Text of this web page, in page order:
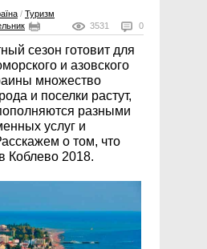
/ Туризм
0
3531
сезон готовит для
и азовского
множество
и поселки растут,
разными
услуг и
о том, что
Коблево 2018.